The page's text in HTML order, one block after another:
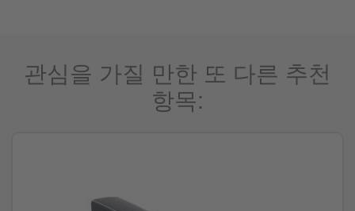
관심을 가질 만한 또 다른 추천
항목: